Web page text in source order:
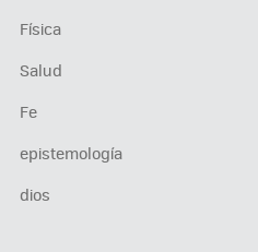
Física
Salud
Fe
epistemología
dios